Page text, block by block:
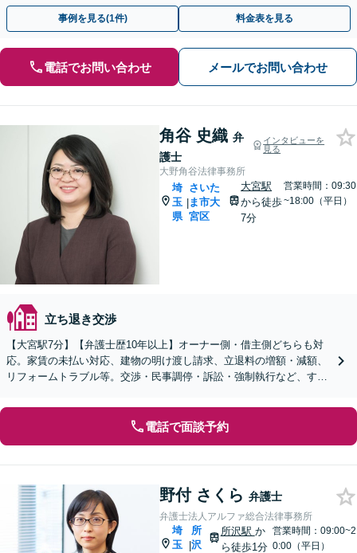
6分】【オンライン相談OK】
事例を見る(1件) 料金表を見る
電話でお問い合わせ メールでお問い合わせ
角谷 史織 弁
護士
インタビューを
見る
大野角谷法律事務所
埼
玉
県
|
さいた
ま市大
宮区
大宮駅
から徒歩
7分
営業時間：09:30
~18:00（平日）
立ち退き交渉
【大宮駅7分】【弁護士歴10年以上】オーナー側・借主側どちらも対
応。家賃の未払い対応、建物の明け渡し請求、立退料の増額・減額、
リフォームトラブル等。交渉・民事調停・訴訟・強制執行など、すべ
電話で面談予約
野付 さくら 弁護士
弁護士法人アルファ総合法律事務所
埼
玉 |
所
沢
所沢駅 か
ら徒歩1分
営業時間：09:00~2
0:00（平日）